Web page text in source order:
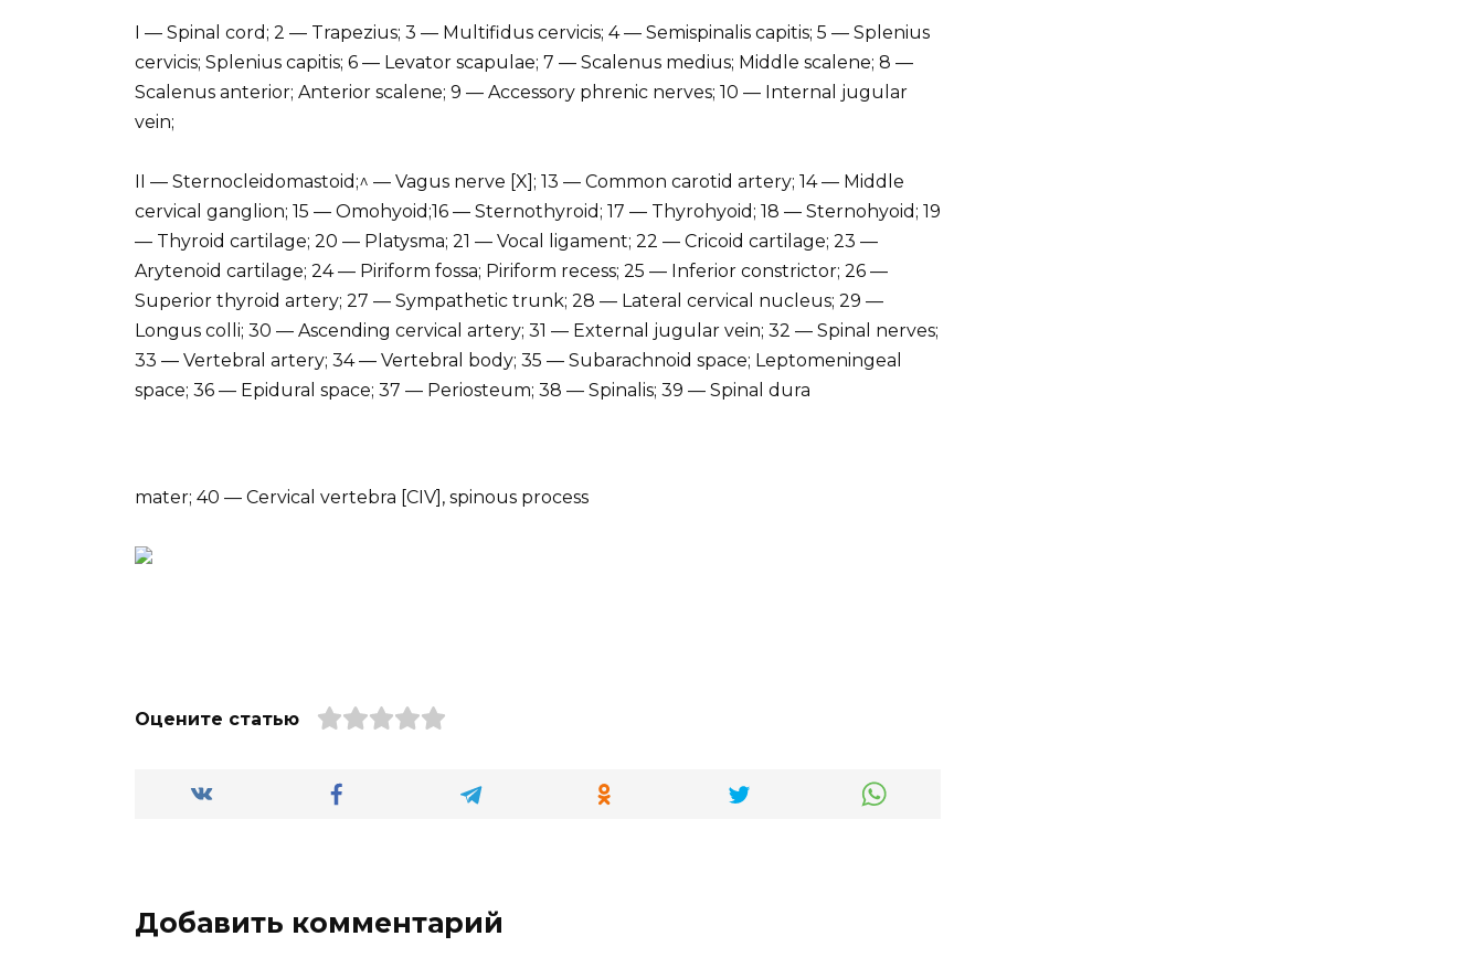
I — Spinal cord; 2 — Trapezius; 3 — Multifidus cervicis; 4 — Semispinalis capitis; 5 — Splenius
cervicis; Splenius capitis; 6 — Levator scapulae; 7 — Scalenus medius; Middle scalene; 8 —
Scalenus anterior; Anterior scalene; 9 — Accessory phrenic nerves; 10 — Internal jugular
vein;
II — Sternocleidomastoid;^ — Vagus nerve [X]; 13 — Common carotid artery; 14 — Middle
cervical ganglion; 15 — Omohyoid;16 — Sternothyroid; 17 — Thyrohyoid; 18 — Sternohyoid; 19
— Thyroid cartilage; 20 — Platysma; 21 — Vocal ligament; 22 — Cricoid cartilage; 23 —
Arytenoid cartilage; 24 — Piriform fossa; Piriform recess; 25 — Inferior constrictor; 26 —
Superior thyroid artery; 27 — Sympathetic trunk; 28 — Lateral cervical nucleus; 29 —
Longus colli; 30 — Ascending cervical artery; 31 — External jugular vein; 32 — Spinal nerves;
33 — Vertebral artery; 34 — Vertebral body; 35 — Subarachnoid space; Leptomeningeal
space; 36 — Epidural space; 37 — Periosteum; 38 — Spinalis; 39 — Spinal dura
mater; 40 — Cervical vertebra [CIV], spinous process
Оцените статью
Добавить комментарий